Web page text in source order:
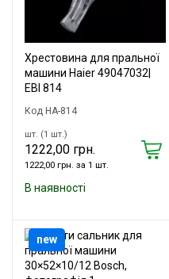
Хрестовина для пральної
машини Haier 49047032|
EBI 814
Код HA-814
шт. (1 шт.)
1222,00 грн.
1222,00 грн. за 1 шт.
В наявності
new